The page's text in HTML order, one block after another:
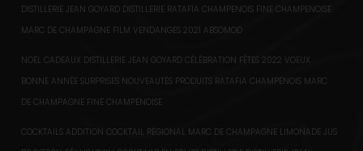
DISTILLERIE JEAN GOYARD DISTILLERIE RATAFIA CHAMPENOIS FINE CHAMPENOISE
MARC DE CHAMPAGNE FILM VENDANGES 2021 ABSOMOD
NOËL CADEAUX DISTILLERIE JEAN GOYARD CÉLÉBRATION FÊTES 2022 VOEUX
BONNE ANNÉE SURPRISES NOUVEAUTÉS PRODUITS RATAFIA CHAMPENOIS MARC
DE CHAMPAGNE FINE CHAMPENOISE
COCKTAILS ADDITION COCKTAIL RÉGIONAL MARC DE CHAMPAGNE LIMONADE JUS